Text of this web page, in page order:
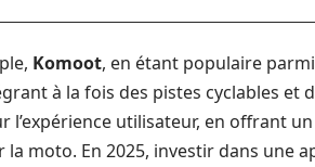
Komoot, en étant populaire
à la fois des pistes cyclables et
l’expérience utilisateur, en offrant
moto. En 2025, investir dans une